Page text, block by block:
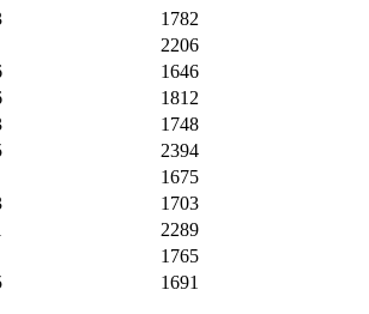
1782
2206
1646
1812
1748
2394
1675
1703
2289
1765
1691